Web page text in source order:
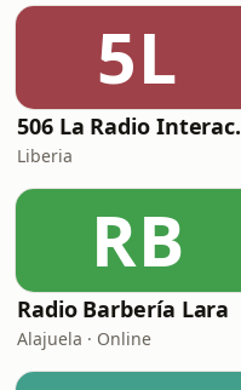
5L
506
Liberia
RB
Radio Barbería Lara
Alajuela · Online